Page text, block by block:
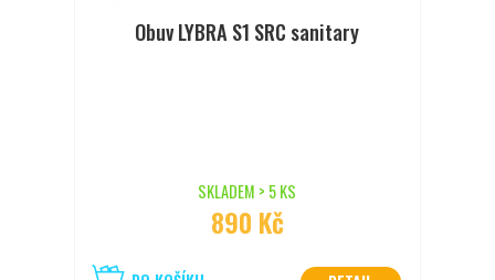
Obuv LYBRA S1 SRC sanitary
SKLADEM > 5 KS
890 Kč